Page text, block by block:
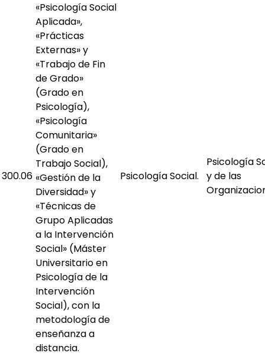
300.06
«Psicología Social
Aplicada»,
«Prácticas
Externas» y
«Trabajo de Fin
de Grado»
(Grado en
Psicología),
«Psicología
Comunitaria»
(Grado en
Trabajo Social),
«Gestión de la
Diversidad» y
«Técnicas de
Grupo Aplicadas
a la Intervención
Social» (Máster
Universitario en
Psicología de la
Intervención
Social), con la
metodología de
enseñanza a
distancia.
Psicología Social.
Psicología
y de las